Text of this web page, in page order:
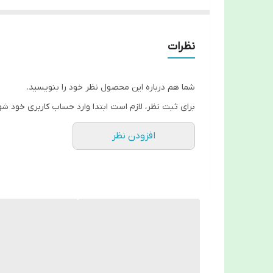
نظرات
شما هم درباره این محصول نظر خود را بنویسید.
برای ثبت نظر، لازم است ابتدا وارد حساب کاربری خود
افزودن نظر